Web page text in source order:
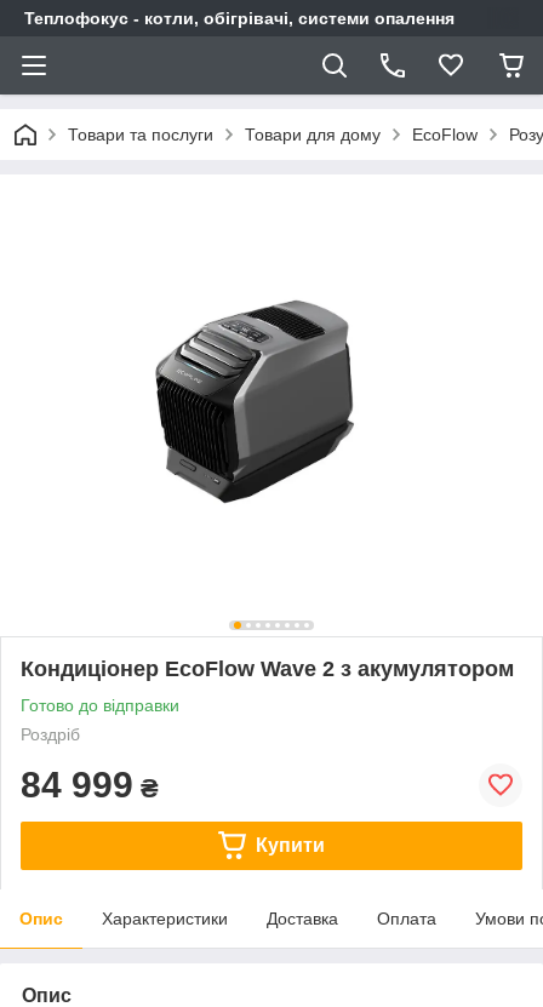
Теплофокус - котли, обігрівачі, системи опалення
Товари та послуги Товари для дому EcoFlow
Кондиціонер EcoFlow Wave 2 з акумулятором
Готово до відправки
Роздріб
84 999 ₴
Купити
Опис Характеристики Доставка Оплата Умови
Опис